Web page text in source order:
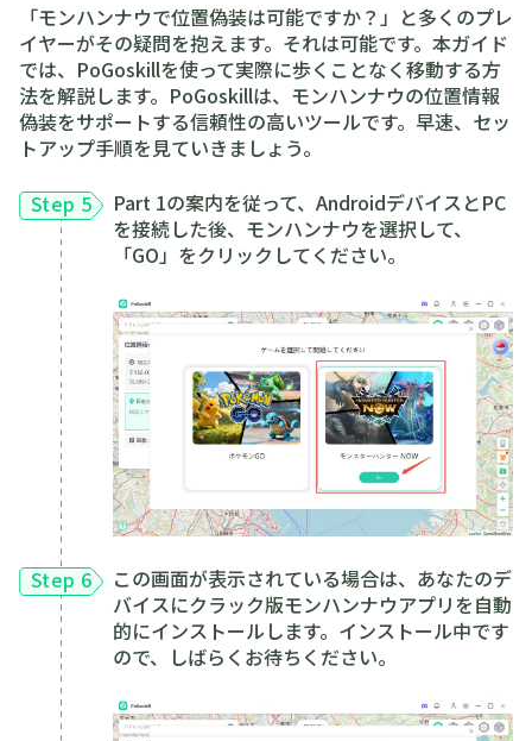
「モンハンナウで位置偽装は可能ですか？」と多くのプレ
イヤーがその疑問を抱えます。それは可能です。本ガイド
では、PoGoskillを使って実際に歩くことなく移動する方
法を解説します。PoGoskillは、モンハンナウの位置情報
偽装をサポートする信頼性の高いツールです。早速、セッ
トアップ手順を見ていきましょう。
Step 5
Part 1の案内を従って、AndroidデバイスとPC
を接続した後、モンハンナウを選択して、
「GO」をクリックしてください。
Step 6
この画面が表示されている場合は、あなたのデ
バイスにクラック版モンハンナウアプリを自動
的にインストールします。インストール中です
ので、しばらくお待ちください。